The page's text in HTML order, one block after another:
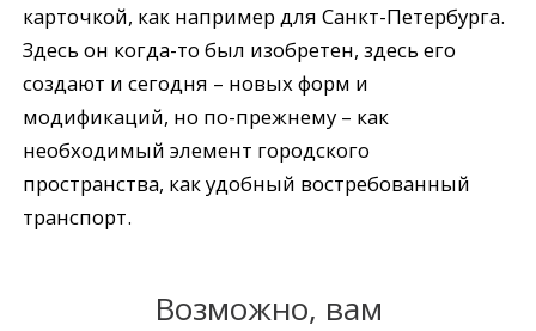
карточкой, как например для Санкт-Петербурга.
Здесь он когда-то был изобретен, здесь его
создают и сегодня – новых форм и
модификаций, но по-прежнему – как
необходимый элемент городского
пространства, как удобный востребованный
транспорт.
Возможно, вам